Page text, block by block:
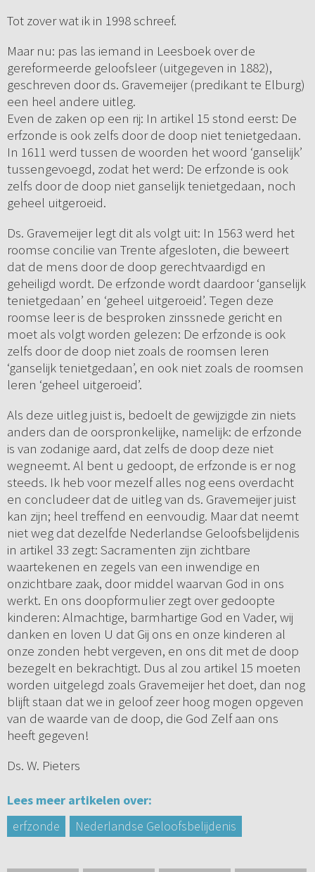
Tot zover wat ik in 1998 schreef.
Maar nu: pas las iemand in Leesboek over de
gereformeerde geloofsleer (uitgegeven in 1882),
geschreven door ds. Gravemeijer (predikant te Elburg)
een heel andere uitleg.
Even de zaken op een rij: In artikel 15 stond eerst: De
erfzonde is ook zelfs door de doop niet tenietgedaan.
In 1611 werd tussen de woorden het woord ‘ganselijk’
tussengevoegd, zodat het werd: De erfzonde is ook
zelfs door de doop niet ganselijk tenietgedaan, noch
geheel uitgeroeid.
Ds. Gravemeijer legt dit als volgt uit: In 1563 werd het
roomse concilie van Trente afgesloten, die beweert
dat de mens door de doop gerechtvaardigd en
geheiligd wordt. De erfzonde wordt daardoor ‘ganselijk
tenietgedaan’ en ‘geheel uitgeroeid’. Tegen deze
roomse leer is de besproken zinssnede gericht en
moet als volgt worden gelezen: De erfzonde is ook
zelfs door de doop niet zoals de roomsen leren
‘ganselijk tenietgedaan’, en ook niet zoals de roomsen
leren ‘geheel uitgeroeid’.
Als deze uitleg juist is, bedoelt de gewijzigde zin niets
anders dan de oorspronkelijke, namelijk: de erfzonde
is van zodanige aard, dat zelfs de doop deze niet
wegneemt. Al bent u gedoopt, de erfzonde is er nog
steeds. Ik heb voor mezelf alles nog eens overdacht
en concludeer dat de uitleg van ds. Gravemeijer juist
kan zijn; heel treffend en eenvoudig. Maar dat neemt
niet weg dat dezelfde Nederlandse Geloofsbelijdenis
in artikel 33 zegt: Sacramenten zijn zichtbare
waartekenen en zegels van een inwendige en
onzichtbare zaak, door middel waarvan God in ons
werkt. En ons doopformulier zegt over gedoopte
kinderen: Almachtige, barmhartige God en Vader, wij
danken en loven U dat Gij ons en onze kinderen al
onze zonden hebt vergeven, en ons dit met de doop
bezegelt en bekrachtigt. Dus al zou artikel 15 moeten
worden uitgelegd zoals Gravemeijer het doet, dan nog
blijft staan dat we in geloof zeer hoog mogen opgeven
van de waarde van de doop, die God Zelf aan ons
heeft gegeven!
Ds. W. Pieters
Lees meer artikelen over:
erfzonde
Nederlandse Geloofsbelijdenis